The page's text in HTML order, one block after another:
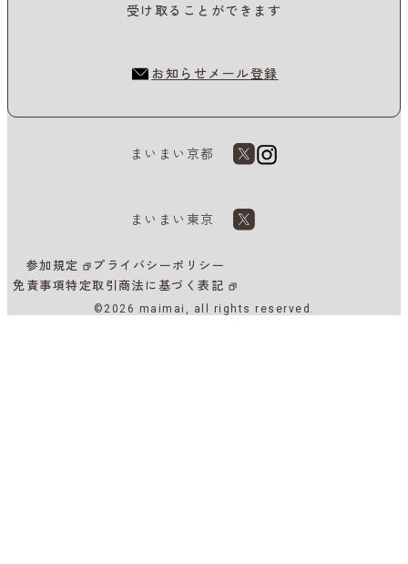
受け取ることができます
お知らせメール登録
まいまい京都
まいまい東京
参加規定
プライバシーポリシー
免責事項特定取引商法に基づく表記
©2026 maimai, all rights reserved.